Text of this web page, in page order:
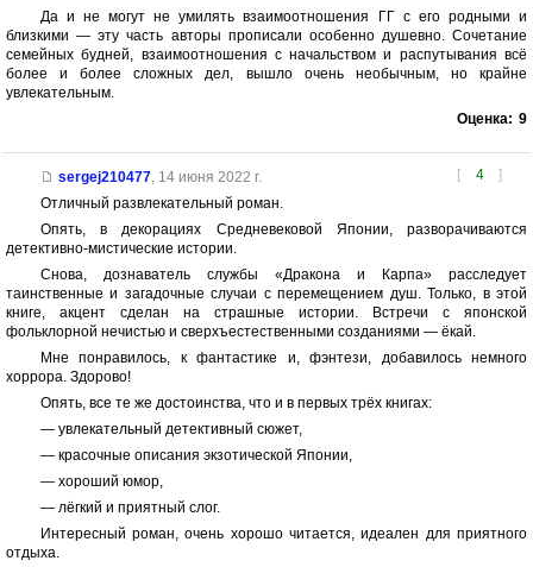
Да и не могут не умилять взаимоотношения ГГ с его родными и
близкими — эту часть авторы прописали особенно душевно. Сочетание
семейных будней, взаимоотношения с начальством и распутывания всё
более и более сложных дел, вышло очень необычным, но крайне
увлекательным.
Оценка: 9
[ 4 ]
sergej210477, 14 июня 2022 г.
Отличный развлекательный роман.
Опять, в декорациях Средневековой Японии, разворачиваются
детективно-мистические истории.
Снова, дознаватель службы «Дракона и Карпа» расследует
таинственные и загадочные случаи с перемещением душ. Только, в этой
книге, акцент сделан на страшные истории. Встречи с японской
фольклорной нечистью и сверхъестественными созданиями — ёкай.
Мне понравилось, к фантастике и, фэнтези, добавилось немного
хоррора. Здорово!
Опять, все те же достоинства, что и в первых трёх книгах:
— увлекательный детективный сюжет,
— красочные описания экзотической Японии,
— хороший юмор,
— лёгкий и приятный слог.
Интересный роман, очень хорошо читается, идеален для приятного
отдыха.